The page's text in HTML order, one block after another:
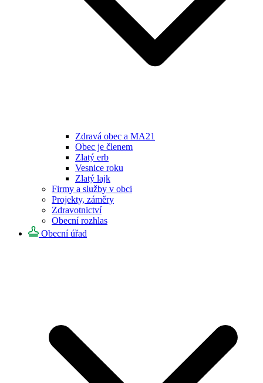
Zdravá obec a MA21
Obec je členem
Zlatý erb
Vesnice roku
Zlatý lajk
Firmy a služby v obci
Projekty, záměry
Zdravotnictví
Obecní rozhlas
Obecní úřad